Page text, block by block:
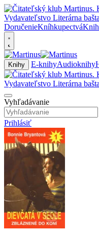
DoručenieKníhkupectvá
Knihy E-knihyAudioknihy
Vyhľadávanie
Prihlásiť